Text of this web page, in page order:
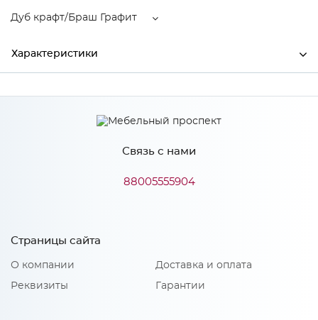
Дуб крафт/Браш Графит
Характеристики
Ширина 1708
1000
2101
МиФ
Материал
Связь с нами
88005555904
Страницы сайта
О компании
Реквизиты
Доставка и оплата
Гарантии